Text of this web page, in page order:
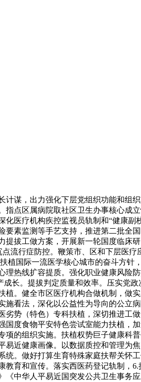
，出力强化下层党组织功能和组
点区属病院取社区卫生办事核心成
医疗机构疾控监视员轨制和“健康
素监测等手艺支持，推进第二批全
拔工做方案，开展新一轮国度临床
流行症防控。鞭策市、区和下层医
植国际一流医学核心城市的奋斗方
热线扩容提质。强化职业健康风险
长。提拔判定质量和效率。压实党
。健全市区医疗机构合做机制，做
看法，深化以公益性为导向的公立
势（特色）专科扶植，深切推进工
度食物平安特色尝试室能力扶植，
的组织实施。扶植权势巨子健康科
近健康画像。以数据质控和管理为
。做好打算生育特殊家庭扶帮关怀
育和宣传。落实西医药登记轨制，
中华人平易近国突发公共卫生事务